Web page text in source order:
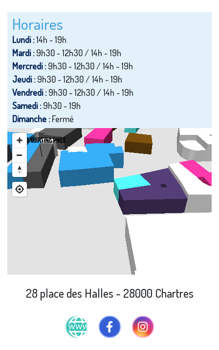
Horaires
Lundi :14h - 19h
Mardi :9h30 - 12h30 / 14h - 19h
Mercredi :9h30 - 12h30 / 14h - 19h
Jeudi :9h30 - 12h30 / 14h - 19h
Vendredi :9h30 - 12h30 / 14h - 19h
Samedi :9h30 - 19h
Dimanche :Fermé
28 place des Halles - 28000 Chartres